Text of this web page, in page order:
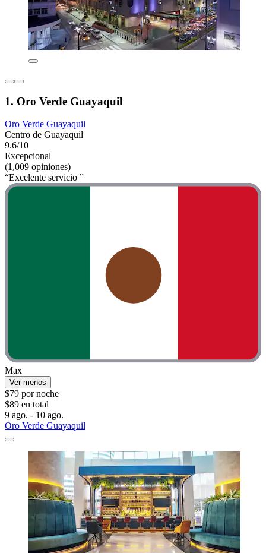
1. Oro Verde Guayaquil
Oro Verde Guayaquil
Centro de Guayaquil
9.6/10
Excepcional
(1,009 opiniones)
“Excelente servicio ”
Max
Ver menos
$79 por noche
$89 en total
9 ago. - 10 ago.
Oro Verde Guayaquil